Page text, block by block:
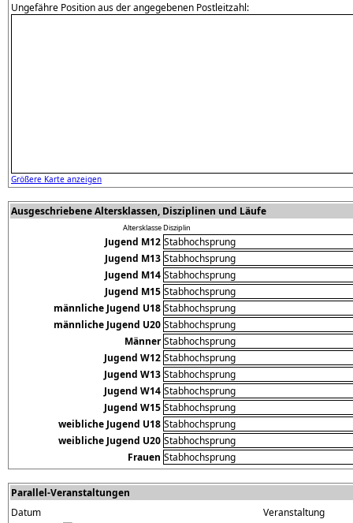
Ungefähre Position aus der angegebenen Postleitzahl:
Größere Karte anzeigen
Ausgeschriebene Altersklassen, Disziplinen und Läufe
AltersklasseDisziplin
Jugend M12 Stabhochsprung
Jugend M13 Stabhochsprung
Jugend M14 Stabhochsprung
Jugend M15 Stabhochsprung
männliche Jugend U18 Stabhochsprung
männliche Jugend U20 Stabhochsprung
Männer Stabhochsprung
Jugend W12 Stabhochsprung
Jugend W13 Stabhochsprung
Jugend W14 Stabhochsprung
Jugend W15 Stabhochsprung
weibliche Jugend U18 Stabhochsprung
weibliche Jugend U20 Stabhochsprung
Frauen Stabhochsprung
Parallel-Veranstaltungen
Datum
Veranstaltung